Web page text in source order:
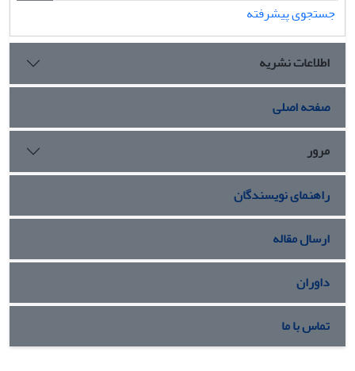
جستجوی پیشرفته
اطلاعات نشریه
صفحه اصلی
مرور
راهنمای نویسندگان
ارسال مقاله
داوران
تماس با ما